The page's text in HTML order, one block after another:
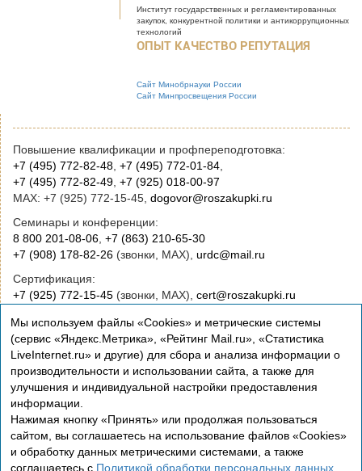
Институт государственных и регламентированных
закупок, конкурентной политики и антикоррупционных
технологий
ОПЫТ КАЧЕСТВО РЕПУТАЦИЯ
Сайт Минобрнауки России
Сайт Минпросвещения России
Повышение квалификации и профпереподготовка:
+7 (495) 772-82-48, +7 (495) 772-01-84,
+7 (495) 772-82-49, +7 (925) 018-00-97
MAX: +7 (925) 772-15-45, dogovor@roszakupki.ru
Семинары и конференции:
8 800 201-08-06, +7 (863) 210-65-30
+7 (908) 178-82-26 (звонки, MAX), urdc@mail.ru
Сертификация:
+7 (925) 772-15-45 (звонки, MAX), cert@roszakupki.ru
Приобретение книг:
+7 (495) 772-00-14,institut@roszakupki.ru
Консультационные услуги и руководство:
+7 (495) 772-01-83, institut@roszakupki.ru
Мы используем файлы «Cookies» и метрические системы
(сервис «Яндекс.Метрика», «Рейтинг Mail.ru», «Статистика
LiveInternet.ru» и другие) для сбора и анализа информации о
производительности и использовании сайта, а также для
улучшения и индивидуальной настройки предоставления
информации.
Нажимая кнопку «Принять» или продолжая пользоваться
сайтом, вы соглашаетесь на использование файлов «Cookies»
и обработку данных метрическими системами, а также
соглашаетесь с Политикой обработки персональных данных